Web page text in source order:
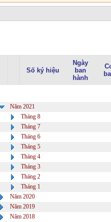
Số ký hiệu
Ngày
ban
hành
Năm 2021
Tháng 8
Tháng 7
Tháng 6
Tháng 5
Tháng 4
Tháng 3
Tháng 2
Tháng 1
Năm 2020
Năm 2019
Năm 2018